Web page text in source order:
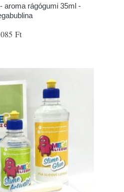
aroma rágógumi 35ml -
Ft